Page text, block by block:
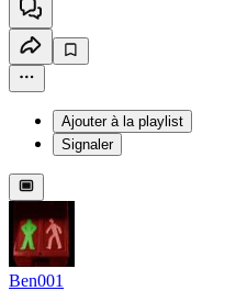
Ajouter à la playlist
Signaler
Ben001